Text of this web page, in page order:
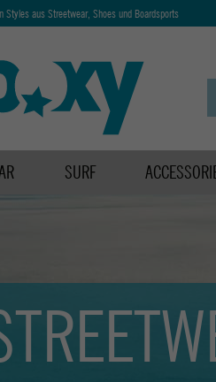
Styles aus Streetwear, Shoes und Boardsports
SURF